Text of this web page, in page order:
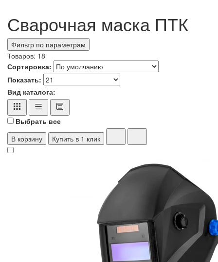
Сварочная маска ПТК
Фильтр по параметрам
Товаров: 18
Сортировка:
Показать:
Вид каталога:
Выбрать все
В корзину
Купить в 1 клик